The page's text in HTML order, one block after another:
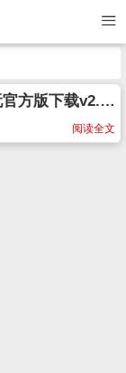
酷乐潮玩app下载-酷乐潮玩官方版下载v2.10.1 安卓版
阅读全文